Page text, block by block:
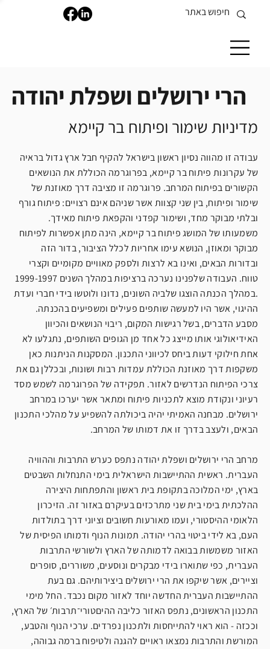
הרי ירושלים ושפלת יהודה
מדיניות שימור ופיתוח בר קיימא
עבודה זו מהווה נסיון ראשון בישראל להקיף חבל ארץ גדול בראיה
של עקרונות פיתוח בר קיימא, בפרוגרמה הכוללת את הנושאים
הקשורים בפיתוח המרחב. פרוגרמה זו מציבה דרך מאוזנת של
שימור ופיתוח, בין שני קצוות אשר שניהם אינם רצויים: פיתוח גורף
ובלתי מבוקר מחד, ושימור קפדני והקפאת פיתוח מאידך.
משמעותו של המושג פיתוח בר קיימא, הינה מתן אפשרות לפיתוח
מבוקר ומאוזן, הנושא עימו אחריות לכלל הציבור, בדור הזה
ובדורות הבאים, ואינו בא לרצות ולספק מאוויים מקומיים וקצרי
טווח. העבודה שלפנינו נערכה ברציפות במהלך השנים 1999-1997
.במהלך הכנתה הוצגו שלביה השונים, נדונו ולוטשו בידי חברי ועדת
ההיגוי, אשר היו למעשה שותפים פעילים ומשפיעים בהכנתה.
מסבע הדברים, בשל רגישות המקום, ריבוי הנושאים והכיוון
האידיאולוגי אותו מייצג כל אחד מן הגופים השותפים, נתגלעו לא
אחת חילוקי דעות ביחס לכיווני התכנון. המסקנות הניתנות כאן
משקפות דרך מאוזנת הכוללת עמדות רבות ושונות, ובכללן גם את
צרכי הפיתוח הנדרשים לאזור. תפקידה של הפרוגרמה לשמש מסד
רעיוני ונקודת מוצא לתכניות פיתוח ומתאר אשר יערכו במרחב
ירושלים. מבחנה האמיתי יהיה ביכולתה להשפיע על מהלכי התכנון
הבאים, ולעצב בדרך זו את דמותו של המרחב.
מרחב הרי ירושלים ושפלת יהודה נתפס כערש התרבות וההוויה
העברית. ראשית ההתיישבות הישראלית בימי התנחלות השבטים
בארץ, ימי המלוכה בתקופת בית ראשון והתפתחות היצירה
ההלכתית בימי בית שני מתרכזים בעיקרם באזור זה. הזיכרון
הלאומי ההיסטורי, ועמו מאורעות חשובים וציוני דרך בתולדות
העם, בא לידי ביטוי בהרי יהודה. תמונות הנוף ודמותו הפיסית של
האזור משמשות בבואה לדמותה של הארץ ולשורשי התרבות
העברית, כפי שתוארו בידי מבקרים ונוסעים, משוררים, סופרים
וציירים, אשר שיקפו את הרי ירושלים ביצירותיהם. גם בעת
ההתיישבות העברית החדשה יוחד לאזור מקום נכבד. החל מימי
התכנון הראשונים, נתפס האזור כליבה ההיםטורי־תרבות׳ של הארץ,
וככזה - הוא ראוי להתייחסות ולתכנון נפרדים. ערכי הנוף והטבע,
המורשת והתרבות נמצאו ראויים להגנה ולטיפוח ברמה גבוהה,